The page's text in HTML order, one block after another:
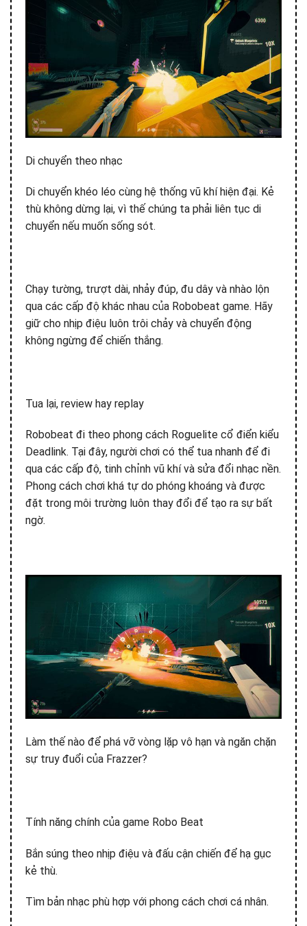
Di chuyển theo nhạc
Di chuyển khéo léo cùng hệ thống vũ khí hiện đại. Kẻ
thù không dừng lại, vì thế chúng ta phải liên tục di
chuyển nếu muốn sống sót.
Chạy tường, trượt dài, nhảy đúp, đu dây và nhào lộn
qua các cấp độ khác nhau của Robobeat game. Hãy
giữ cho nhịp điệu luôn trôi chảy và chuyển động
không ngừng để chiến thắng.
Tua lại, review hay replay
Robobeat đi theo phong cách Roguelite cổ điển kiểu
Deadlink. Tại đây, người chơi có thể tua nhanh để đi
qua các cấp độ, tinh chỉnh vũ khí và sửa đổi nhạc nền.
Phong cách chơi khá tự do phóng khoáng và được
đặt trong môi trường luôn thay đổi để tạo ra sự bất
ngờ.
Làm thế nào để phá vỡ vòng lặp vô hạn và ngăn chặn
sự truy đuổi của Frazzer?
Tính năng chính của game Robo Beat
Bắn súng theo nhịp điệu và đấu cận chiến để hạ gục
kẻ thù.
Tìm bản nhạc phù hợp với phong cách chơi cá nhân.